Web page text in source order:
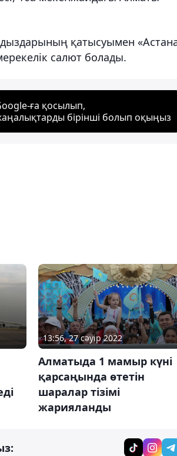
қатысуымен
салют болады.
ға қосылып,
бірінші болып оқыңыз
13:56, 27 сәуір 2022
Алматыда 1 мамыр күні
қарсаңында өтетін
шаралар тізімі
жарияланды